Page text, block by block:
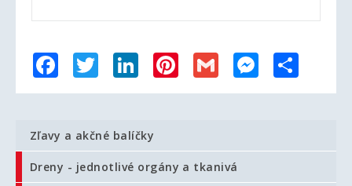
FacebookTwitterLinkedInPinterest
Gmail Messenger
Zľavy a akčné balíčky
Dreny - jednotlivé orgány a tkanivá